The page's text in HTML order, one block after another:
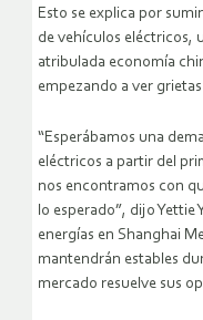
Esto se explica por
de vehículos eléctricos,
atribulada economía
empezando a ver
“Esperábamos una
eléctricos a partir del
nos encontramos con
lo esperado”, dijo Yettie
energías en Shanghai
mantendrán estables
mercado resuelve sus